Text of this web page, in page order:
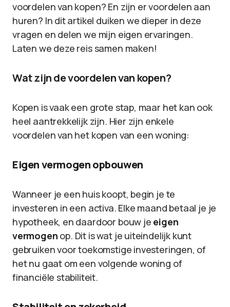
voordelen van kopen? En zijn er voordelen aan
huren? In dit artikel duiken we dieper in deze
vragen en delen we mijn eigen ervaringen.
Laten we deze reis samen maken!
Wat zijn de voordelen van kopen?
Kopen is vaak een grote stap, maar het kan ook
heel aantrekkelijk zijn. Hier zijn enkele
voordelen van het kopen van een woning:
Eigen vermogen opbouwen
Wanneer je een huis koopt, begin je te
investeren in een activa. Elke maand betaal je je
hypotheek, en daardoor bouw je eigen
vermogen op. Dit is wat je uiteindelijk kunt
gebruiken voor toekomstige investeringen, of
het nu gaat om een volgende woning of
financiële stabiliteit.